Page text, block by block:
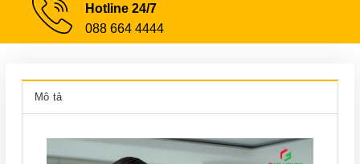
Hotline 24/7
088 664 4444
Mô tả